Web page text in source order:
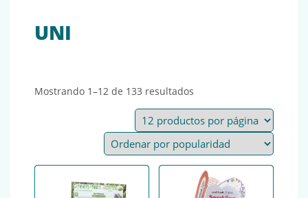
UNI
Mostrando 1–12 de 133 resultados